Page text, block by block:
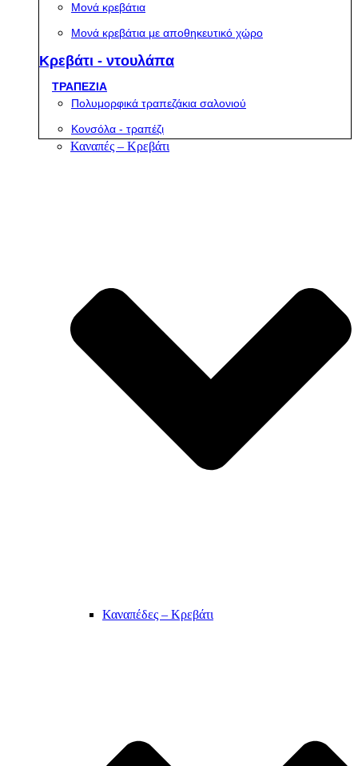
Μονά κρεβάτια
Μονά κρεβάτια με αποθηκευτικό χώρο
Κρεβάτι - ντουλάπα
ΤΡΑΠΕΖΙΑ
Πολυμορφικά τραπεζάκια σαλονιού
Κονσόλα - τραπέζι
Καναπές – Κρεβάτι
Καναπέδες – Κρεβάτι